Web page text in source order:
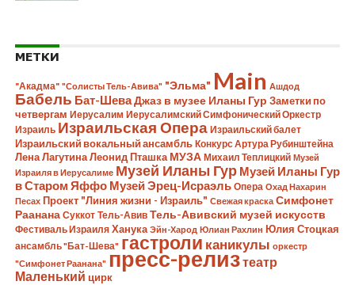
МЕТКИ
"Акадма" "Солисты Тель-Авива" "Эльма" Main Ашдод
Бабель Бат-ШеваДжаз в музее Иланы Гур Заметки по
четвергам Иерусалим Иерусалимский Симфонический Оркестр
Израиль Израильская Опера Израильский балет
Израильский вокальный ансамбль Конкурс Артура Рубинштейна
Лена Лагутина Леонид Пташка МУЗА Михаил Теплицкий Музей
Израиля в Иерусалиме Музей Иланы Гур Музей Иланы Гур
в Старом Яффо Музей Эрец-Исраэль Опера Охад Нахарин
Песах Проект "Линия жизни - Израиль" Свежая краска Симфонет
Раанана Суккот Тель-Авив Тель-Авивский музей искусств
Фестиваль Израиля Ханука Эйн-Харод Юлиан Рахлин Юлия Стоцкая
ансамбль "Бат-Шева" гастроли каникулы оркестр
"Симфонет Раанана" пресс-релизтеатр
Маленький цирк